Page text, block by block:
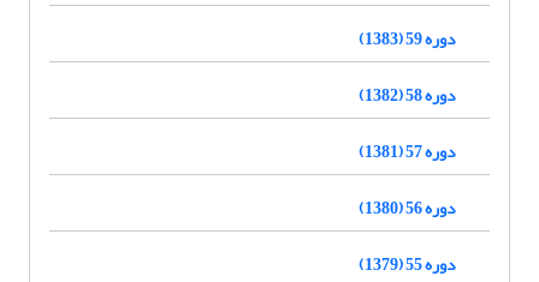
دوره 59 (1383)
دوره 58 (1382)
دوره 57 (1381)
دوره 56 (1380)
دوره 55 (1379)